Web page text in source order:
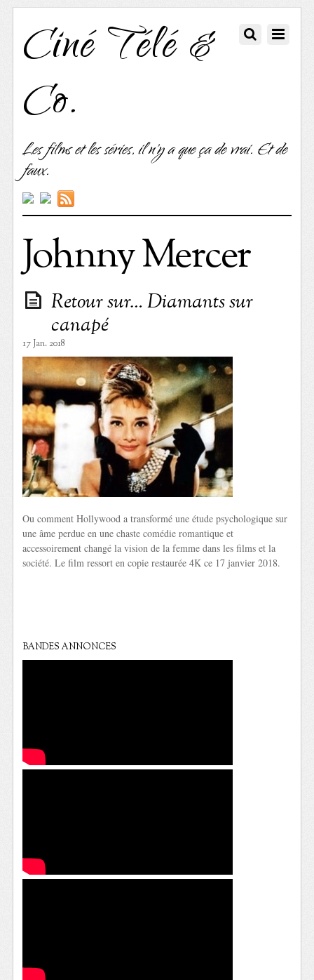
Ciné Télé &
Co.
Les films et les séries, il n'y a que ça de vrai. Et de
faux.
Johnny Mercer
Retour sur… Diamants sur
canapé
17 Jan. 2018
Ou comment Hollywood a transformé une étude psychologique sur
une âme perdue en une chaste comédie romantique et
accessoirement changé la vision de la femme dans les films et la
société. Le film ressort en copie restaurée 4K ce 17 janvier 2018.
BANDES ANNONCES